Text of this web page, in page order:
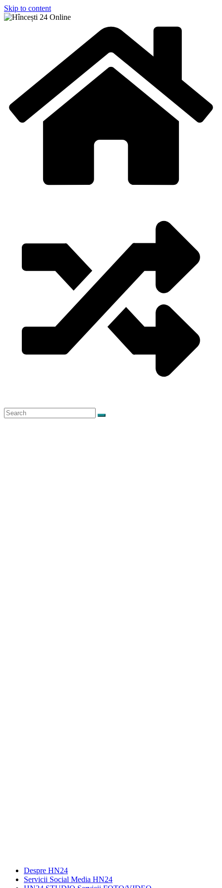
Skip to content
Despre HN24
Servicii Social Media HN24